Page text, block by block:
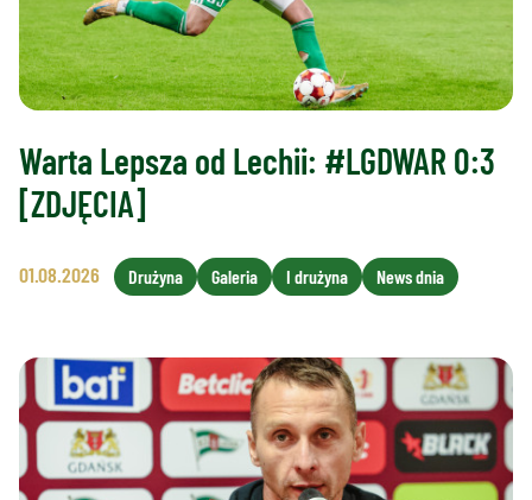
Warta Lepsza od Lechii: #LGDWAR 0:3
[ZDJĘCIA]
01.08.2026 Drużyna Galeria I drużyna News dnia